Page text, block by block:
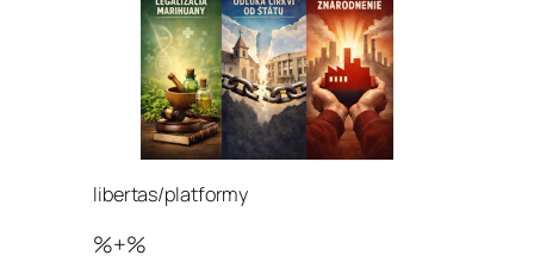
libertas/platformy
%+%